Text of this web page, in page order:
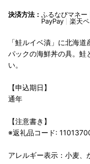
決済方法： ふるなびマネー
PayPay
楽天
「鮭ルイベ漬」に北海
パックの海鮮丼の具。鮭
い。
【申込期日】
通年
【注意書き】
※返礼品コード:
アレルギー表示：小麦、